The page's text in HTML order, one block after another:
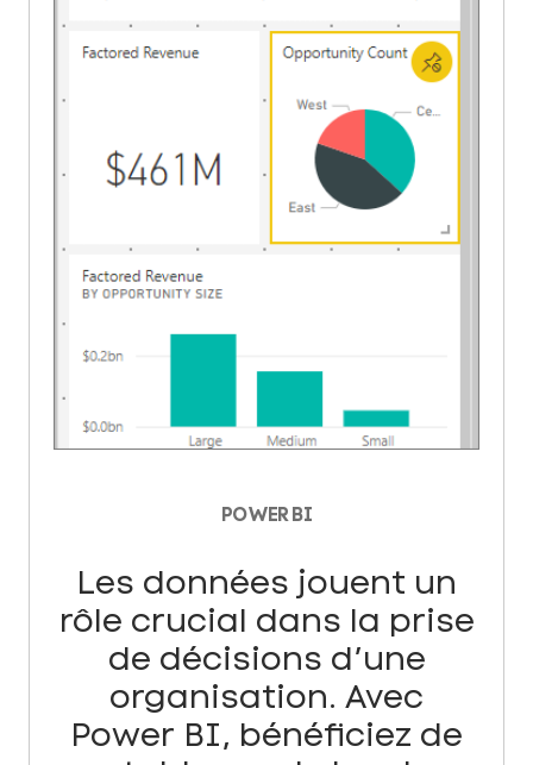
POWER BI
Les données jouent un
rôle crucial dans la prise
de décisions d’une
organisation. Avec
Power BI, bénéficiez de